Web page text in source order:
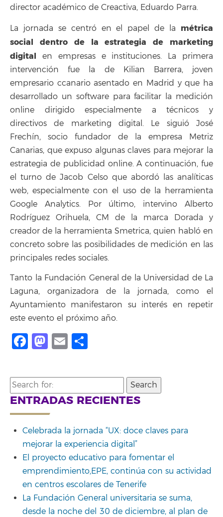
director académico de Creactiva, Eduardo Parra.
La jornada se centró en el papel de la métrica
social dentro de la estrategia de marketing
digital en empresas e instituciones. La primera
intervención fue la de Kilian Barrera, joven
empresario ccanario asentado en Madrid y que ha
desarrollado un software para facilitar la medición
online dirigido especialmente a técnicos y
directivos de marketing digital. Le siguió José
Frechín, socio fundador de la empresa Metriz
Canarias, que expuso algunas claves para mejorar la
estrategia de publicidad online. A continuación, fue
el turno de Jacob Celso que abordó las analíticas
web, especialmente con el uso de la herramienta
Google Analytics. Por último, intervino Alberto
Rodríguez Orihuela, CM de la marca Dorada y
creador de la herramienta Smetrica, quien habló en
concreto sobre las posibilidades de medición en las
principales redes sociales.
Tanto la Fundación General de la Universidad de La
Laguna, organizadora de la jornada, como el
Ayuntamiento manifestaron su interés en repetir
este evento el próximo año.
Facebook
Mastodon
Email
Search
for:
ENTRADAS RECIENTES
Celebrada la jornada “UX: doce claves para
mejorar la experiencia digital”
El proyecto educativo para fomentar el
emprendimiento,EPE, continúa con su actividad
en centros escolares de Tenerife
La Fundación General universitaria se suma,
desde la noche del 30 de diciembre, al plan de